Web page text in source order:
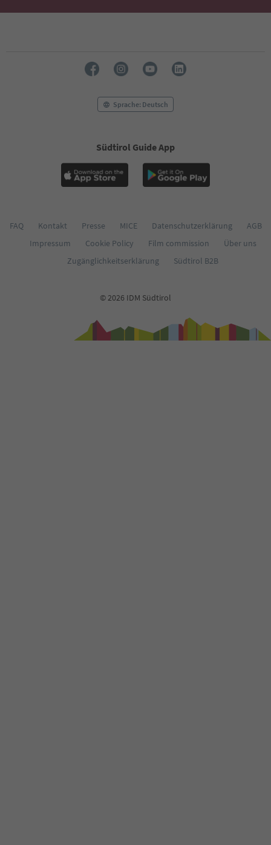
Sprache: Deutsch
Südtirol Guide App
FAQ Kontakt Presse MICE Datenschutzerklärung
AGB
Impressum
Cookie Policy Film commission
Über uns
Zugänglichkeitserklärung
Südtirol B2B
© 2026 IDM Südtirol